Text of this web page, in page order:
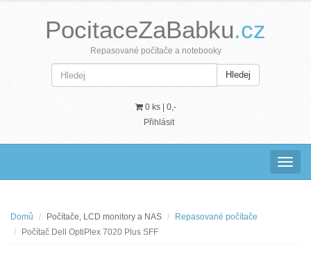
PocitaceZaBabku.cz
Repasované počítače a notebooky
Hledej
0 ks | 0,-
Přihlásit
Domů Počítače, LCD monitory a NAS
Repasované počítače
Počítač Dell OptiPlex 7020 Plus SFF